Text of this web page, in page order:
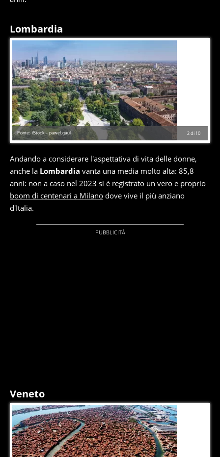
Lombardia
2di 10
Fonte: iStock - pawel.gaul
Andando a considerare l'aspettativa di vita delle donne,
anche la Lombardia vanta una media molto alta: 85,8
anni: non a caso nel 2023 si è registrato un vero e proprio
boom di centenari a Milano dove vive il più anziano
d'Italia.
Veneto